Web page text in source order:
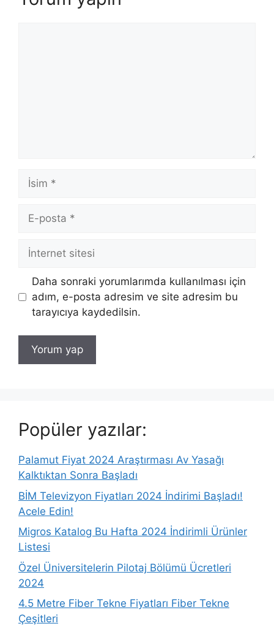
İsim
posta
İnternet
sitesi
Daha sonraki yorumlarımda kullanılması için
adım, e-posta adresim ve site adresim bu
tarayıcıya kaydedilsin.
Popüler yazılar:
Palamut Fiyat 2024 Araştırması Av Yasağı
Kalktıktan Sonra Başladı
BİM Televizyon Fiyatları 2024 İndirimi Başladı!
Acele Edin!
Migros Katalog Bu Hafta 2024 İndirimli Ürünler
Listesi
Özel Üniversitelerin Pilotaj Bölümü Ücretleri
2024
4.5 Metre Fiber Tekne Fiyatları Fiber Tekne
Çeşitleri